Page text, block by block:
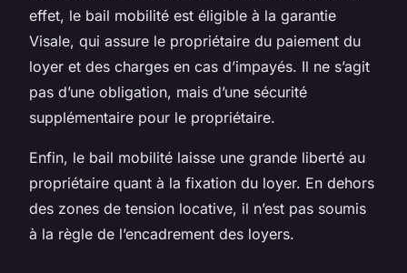
effet, le bail mobilité est éligible à la garantie
Visale, qui assure le propriétaire du paiement du
loyer et des charges en cas d’impayés. Il ne s’agit
pas d’une obligation, mais d’une sécurité
supplémentaire pour le propriétaire.
Enfin, le bail mobilité laisse une grande liberté au
propriétaire quant à la fixation du loyer. En dehors
des zones de tension locative, il n’est pas soumis
à la règle de l’encadrement des loyers.